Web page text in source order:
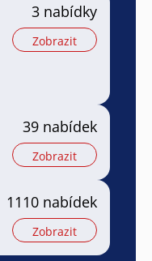
3 nabídky
Zobrazit
39 nabídek
Zobrazit
1110 nabídek
Zobrazit